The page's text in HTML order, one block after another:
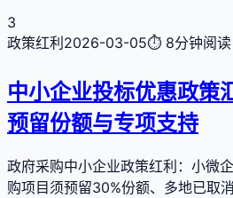
3
政策红利 2026-03-05⏱ 8分钟阅读
中小企业投标优惠政策
预留份额与专项支持
政府采购中小企业政策红利：小微
购项目须预留30%份额、多地已取